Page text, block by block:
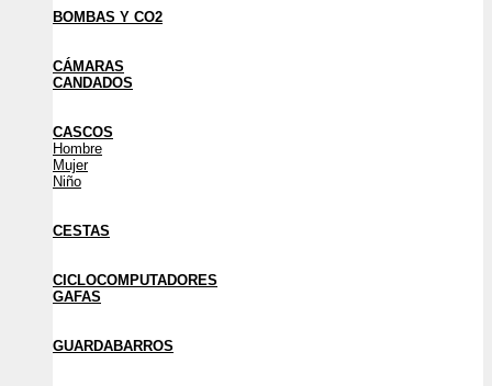
BOMBAS Y CO2
CÁMARAS
CANDADOS
CASCOS
Hombre
Mujer
Niño
CESTAS
CICLOCOMPUTADORES
GAFAS
GUARDABARROS